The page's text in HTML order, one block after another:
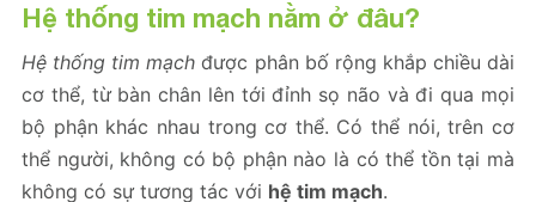
Hệ thống tim mạch nằm ở đâu?
Hệ thống tim mạch được phân bố rộng khắp chiều dài
cơ thể, từ bàn chân lên tới đỉnh sọ não và đi qua mọi
bộ phận khác nhau trong cơ thể. Có thể nói, trên cơ
thể người, không có bộ phận nào là có thể tồn tại mà
không có sự tương tác với hệ tim mạch.